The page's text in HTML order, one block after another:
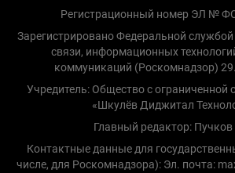
Регистрационный номер ЭЛ №
Зарегистрировано Федеральной
связи, информационных
коммуникаций (Роскомнадзор)
Учредитель: Общество с ограниченной
«Шкулёв Диджитал
Главный редактор:
Контактные данные для
числе, для Роскомнадзора): Эл. почта: